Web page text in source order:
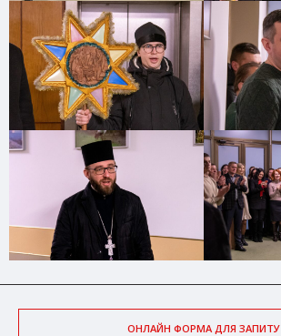
ОНЛАЙН ФОРМА ДЛЯ ЗАПИТУ